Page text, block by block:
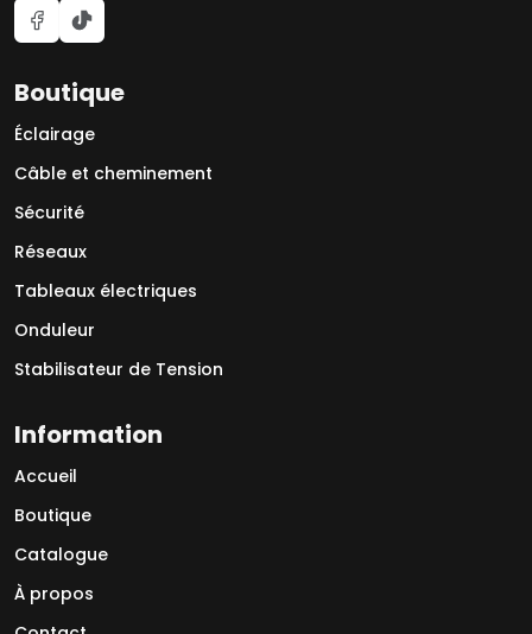
Boutique
Éclairage
Câble et cheminement
Sécurité
Réseaux
Tableaux électriques
Onduleur
Stabilisateur de Tension
Information
Accueil
Boutique
Catalogue
À propos